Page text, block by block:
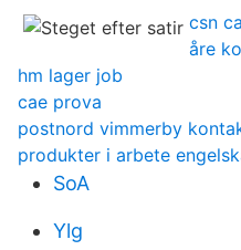
csn
åre
hm lager job
cae prova
postnord vimmerby
produkter i arbete
SoA
Ylg